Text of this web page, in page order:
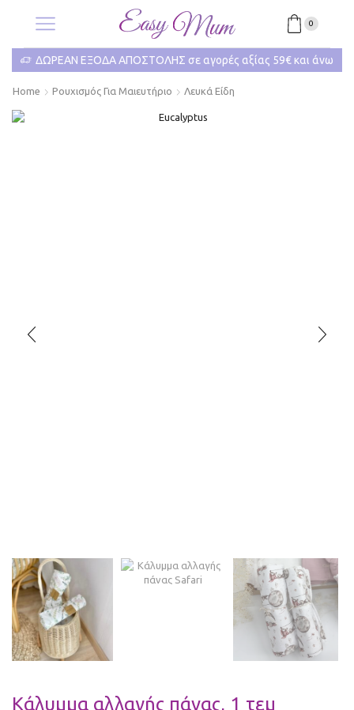
0
ΔΩΡΕΑΝ ΕΞΟΔΑ ΑΠΟΣΤΟΛΗΣ σε αγορές αξίας 59€ και άνω
Home Ρουχισμός Για Μαιευτήριο Λευκά Είδη
Κάλυμμα αλλαγής πάνας, 1 τεμ